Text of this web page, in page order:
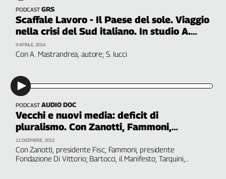
120
anni
Cgil
Collettiva
Academy
Collettiva
Play
Rubriche
Collettiva
Talk
settimana
Collettiva
PODCAST GRS
Scaffale Lavoro - Il Paese del sole. Viaggio
nella crisi del Sud italiano. In studio A.
Mastrandrea
Con A. Mastrandrea, autore; S. Iucci
9 APRILE, 2014
PODCAST AUDIO DOC
Vecchi e nuovi media: deficit di
pluralismo. Con Zanotti, Fammoni,
Bartocci, Tarquini, Mastrandrea
Con Zanotti, presidente Fisc; Fammoni, presidente
Fondazione Di Vittorio; Bartocci, il Manifesto; Tarquini,
11 DICEMBRE, 2012